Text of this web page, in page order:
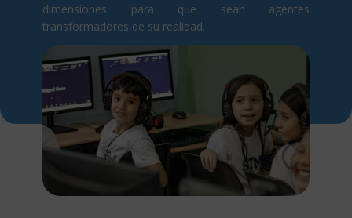
dimensiones para que sean agentes
transformadores de su realidad.